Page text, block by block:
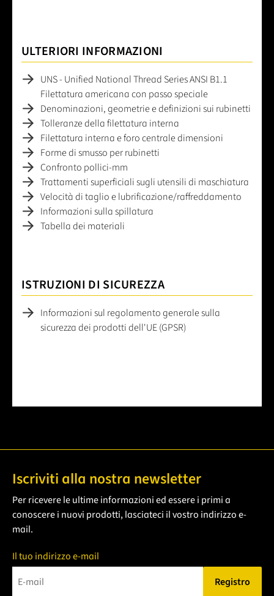
ULTERIORI INFORMAZIONI
UNS - Unified National Thread Series ANSI B1.1
Filettatura americana con passo speciale
Denominazioni, geometrie e definizioni sui rubinetti
Tolleranze della filettatura interna
Filettatura interna e foro centrale dimensioni
Forme di smusso per rubinetti
Confronto pollici-mm
Trattamenti superficiali sugli utensili di maschiatura
Velocità di taglio e lubrificazione/raffreddamento
Informazioni sulla spillatura
Tabella dei materiali
ISTRUZIONI DI SICUREZZA
Informazioni sul regolamento generale sulla
sicurezza dei prodotti dell'UE (GPSR)
Iscriviti alla nostra newsletter
Per ricevere le ultime informazioni ed essere i primi a
conoscere i nuovi prodotti, lasciateci il vostro indirizzo e-
mail.
Il tuo indirizzo e-mail
Registro